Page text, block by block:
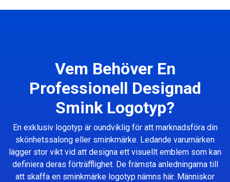
Vem Behöver En
Professionell Designad
Smink Logotyp?
En exklusiv logotyp är oundviklig för att marknadsföra din
skönhetssalong eller sminkmärke. Ledande varumärken
lägger stor vikt vid att designa ett visuellt emblem som kan
definiera deras förträfflighet. De främsta anledningarna till
att skaffa en sminkmärke logotyp nämns här. Människor